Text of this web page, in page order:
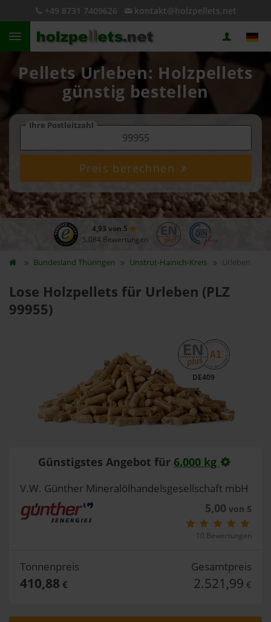
+49 8731 7409626 kontakt@holzpellets.net
Pellets Urleben: Holzpellets
günstig bestellen
Ihre Postleitzahl
Preis berechnen
4,93 von 5
5.084 Bewertungen
Bundesland Thüringen Unstrut-Hainich-Kreis Urleben
Lose Holzpellets für Urleben (PLZ
99955)
DE409
Günstigstes Angebot für 6.000 kg
V.W. Günther Mineralölhandelsgesellschaft mbH
5,00 von 5
10 Bewertungen
Tonnenpreis
410,88 €
Gesamtpreis
2.521,99 €